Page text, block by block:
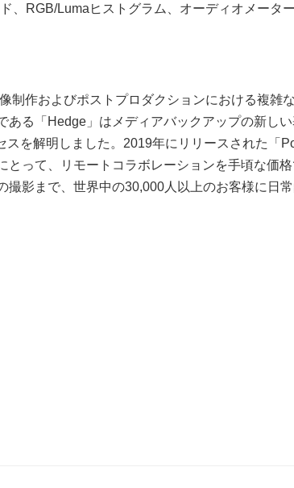
、RGB/Lumaヒストグラム、オーディオメータ
制作およびポストプロダクションにおける複雑
ある「Hedge」はメディアバックアップの新し
スを解明しました。2019年にリリースされた「
とって、リモートコラボレーションを手頃な価
影まで、世界中の30,000人以上のお客様に日常